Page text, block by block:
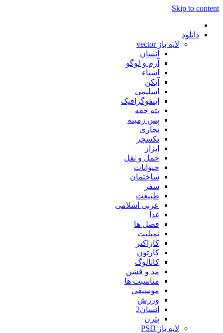
Skip to content
دانلود
لایه باز vector
انسان
آرم و لوگو
اشیاء
آیکن
اسلیمی
اینفوگرافیک
بته جقه
پس زمینه
تجاری
تکسچر
ابزار
حمل و نقل
حیوانات
ساختمان
سفر
طبیعت
عربی اسلامی
غذا
فصل ها
تمپلیت
کاراکتر
کارتون
کاتالوگ
مد و فشن
مناسبت ها
موسیقی
ورزش
انسان2
پترن
لایه باز PSD